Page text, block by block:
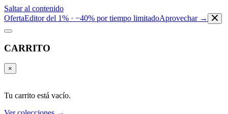
Saltar al contenido
OfertaEditor del 1% · −40% por tiempo limitadoAprovechar →
CARRITO
×
Tu carrito está vacío.